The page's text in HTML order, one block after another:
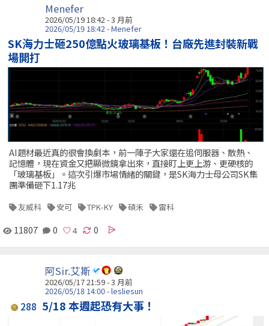
Menefer
2026/05/19 18:42 - 3 月前
2026/05/19 18:42 - Menefer
SK海力士砸250億點火玻璃基板！台廠先進封裝新戰
場開打
AI題材最近真的很會換劇本，前一陣子大家還在追伺服器、散熱、
記憶體，現在資金又把顯微鏡拿出來，直接盯上更上游、更硬核的
「玻璃基板」。這次引爆市場情緒的關鍵，是SK海力士母公司SK集
團準備砸下1.17兆
友威科 安可 TPK-KY 碩禾 雷科
11807 0 0
阿Sir.艾斯
2026/05/17 21:59 - 3 月前
2026/05/18 14:00 - lesliesun
288 5/18 本週起恐有大事！